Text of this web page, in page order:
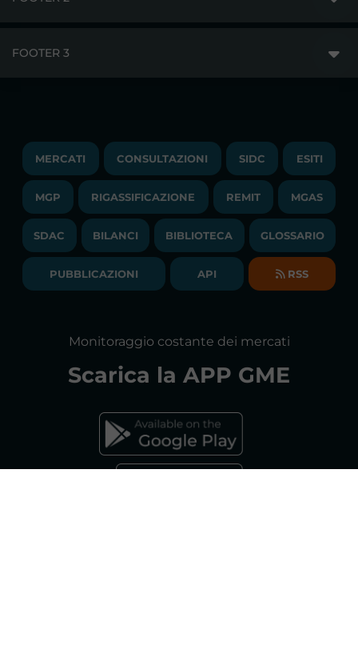
PUBBLICAZIONI
COMUNICATI/NEWS
NEWSLETTER
BILANCI DI ESERCIZIO
RELAZIONI ANNUALI
LAVORA CON NOI
CONTATTI
BANDI DI GARA E CONTRATTI
SOCIETA' TRASPARENTE
FOOTER 3
TRAYPORT M. ELETTRICO
LIQUIDITY PROVIDERS
BIBLIOTECA
GLOSSARIO
DICHIARAZIONE DI ACCESSIBILITÀ
FAQs MERCATO ELETTRICO
MERCATI CONSULTAZIONI SIDC ESITI
MGP RIGASSIFICAZIONE REMIT MGAS
SDAC BILANCI BIBLIOTECA GLOSSARIO
PUBBLICAZIONI API RSS
Monitoraggio costante dei mercati
Scarica la APP GME